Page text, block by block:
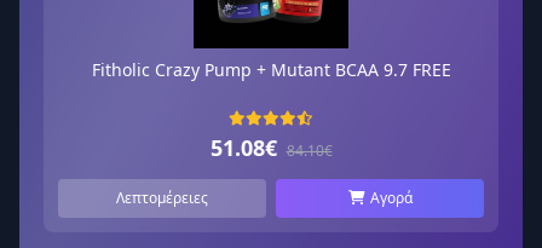
Fitholic Crazy Pump + Mutant BCAA 9.7 FREE
51.08€ 84.10€
Λεπτομέρειες Αγορά